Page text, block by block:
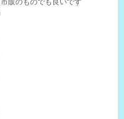
販のものでも良いです